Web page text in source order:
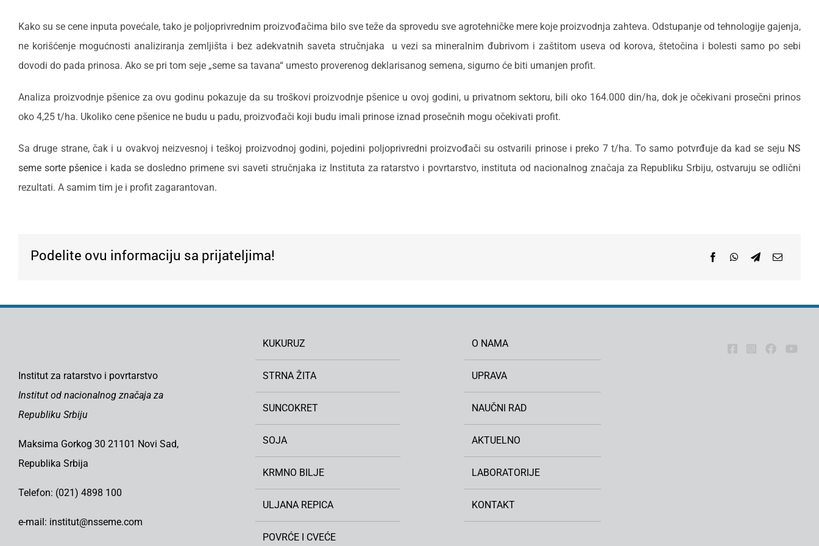
Kako su se cene inputa povećale, tako je poljoprivrednim proizvođačima bilo sve teže da sprovedu sve agrotehničke mere koje proizvodnja zahteva. Odstupanje od tehnologije gajenja,
ne korišćenje mogućnosti analiziranja zemljišta i bez adekvatnih saveta stručnjaka u vezi sa mineralnim đubrivom i zaštitom useva od korova, štetočina i bolesti samo po sebi
dovodi do pada prinosa. Ako se pri tom seje „seme sa tavana“ umesto proverenog deklarisanog semena, sigurno će biti umanjen profit.
Analiza proizvodnje pšenice za ovu godinu pokazuje da su troškovi proizvodnje pšenice u ovoj godini, u privatnom sektoru, bili oko 164.000 din/ha, dok je očekivani prosečni prinos
oko 4,25 t/ha. Ukoliko cene pšenice ne budu u padu, proizvođači koji budu imali prinose iznad prosečnih mogu očekivati profit.
Sa druge strane, čak i u ovakvoj neizvesnoj i teškoj proizvodnoj godini, pojedini poljoprivredni proizvođači su ostvarili prinose i preko 7 t/ha. To samo potvrđuje da kad se seju NS
seme sorte pšenicei kada se dosledno primene svi saveti stručnjaka iz Instituta za ratarstvo i povrtarstvo, instituta od nacionalnog značaja za Republiku Srbiju, ostvaruju se odlični
rezultati. A samim tim je i profit zagarantovan.
Podelite ovu informaciju sa prijateljima! FacebookWhatsApp
TelegramEmail
Institut za ratarstvo i povrtarstvo
Institut od nacionalnog značaja za
Republiku Srbiju
Maksima Gorkog 30 21101 Novi Sad,
Republika Srbija
Telefon: (021) 4898 100
e-mail: institut@nsseme.com
KUKURUZ
STRNA ŽITA
SUNCOKRET
SOJA
KRMNO BILJE
ULJANA REPICA
POVRĆE I CVEĆE
O NAMA
UPRAVA
NAUČNI RAD
AKTUELNO
LABORATORIJE
KONTAKT